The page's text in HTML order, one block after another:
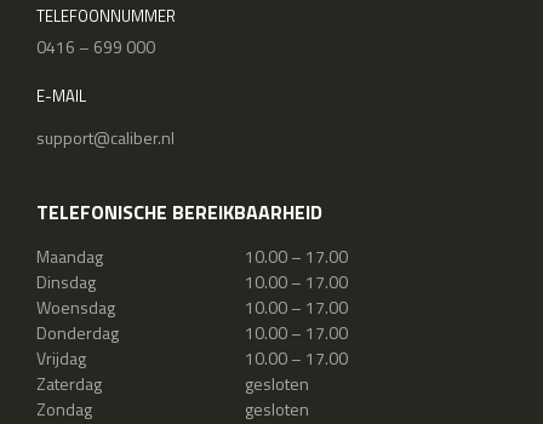
TELEFOONNUMMER
0416 – 699 000
E-MAIL
support@caliber.nl
TELEFONISCHE BEREIKBAARHEID
Maandag
10.00 – 17.00
Dinsdag
10.00 – 17.00
Woensdag
10.00 – 17.00
Donderdag
10.00 – 17.00
Vrijdag
10.00 – 17.00
Zaterdag
gesloten
Zondag
gesloten